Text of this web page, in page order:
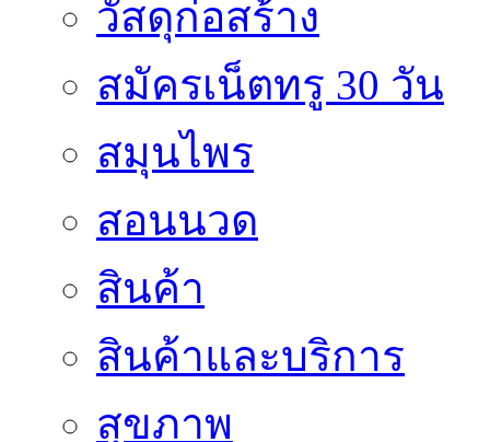
วัสดุก่อสร้าง
สมัครเน็ตทรู 30 วัน
สมุนไพร
สอนนวด
สินค้า
สินค้าและบริการ
สุขภาพ